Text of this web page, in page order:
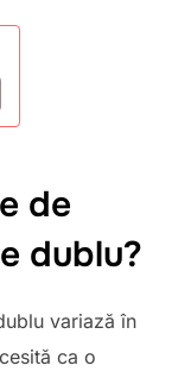
de
dublu?
variază în
ca o